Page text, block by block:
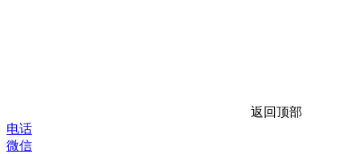
返回顶部
电话
微信